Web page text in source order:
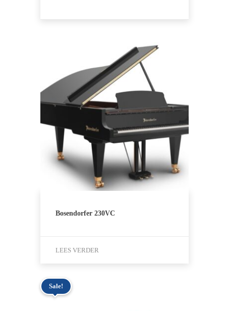
Bosendorfer 230VC
LEES VERDER
Sale!